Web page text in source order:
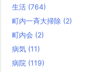
生活 (764)
町内一斉大掃除 (2)
町内会 (2)
病気 (11)
病院 (119)